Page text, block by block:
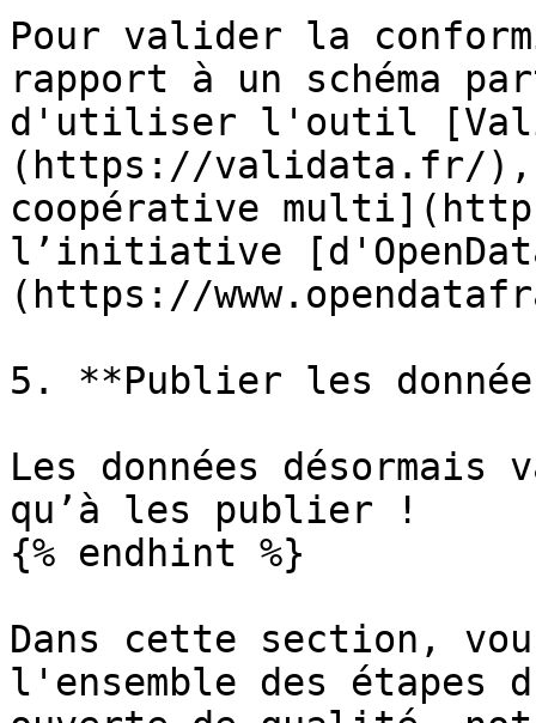
Pour valider la
rapport à un schéma
d'utiliser l'outil
(https://validata.fr/),
coopérative
l’initiative
(https://
5. **Publier les
Les données
qu’à les publier !
{% endhint %}
Dans cette section,
l'ensemble des étapes